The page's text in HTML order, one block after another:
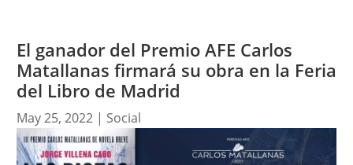
El ganador del Premio AFE Carlos
Matallanas firmará su obra en la Feria
del Libro de Madrid
May 25, 2022| Social